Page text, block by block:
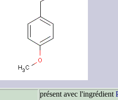
présent avec l'ingrédient